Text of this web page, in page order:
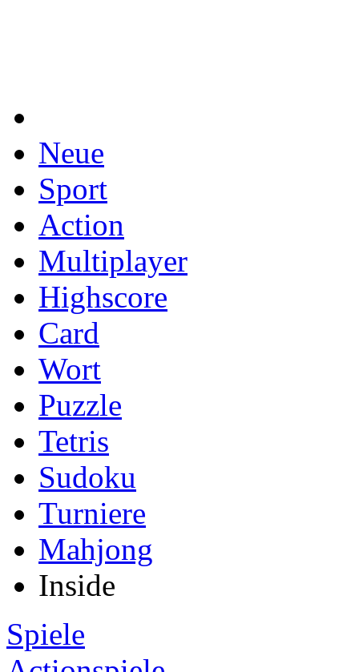
Neue
Sport
Action
Multiplayer
Highscore
Card
Wort
Puzzle
Tetris
Sudoku
Turniere
Mahjong
Inside
Spiele